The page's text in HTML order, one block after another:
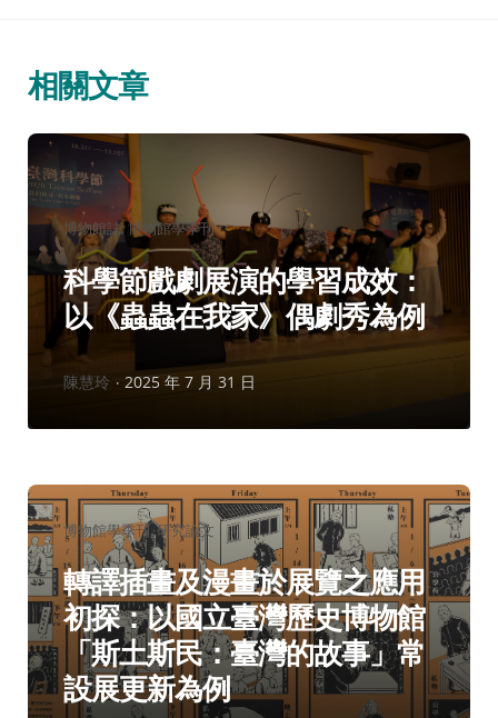
相關文章
分
類：
博物館誌 博物館學季刊
科學節戲劇展演的學習成效：
以《蟲蟲在我家》偶劇秀為例
作
陳慧玲 2025 年 7 月 31 日
分
類：
博物館學季刊 研究論文
轉譯插畫及漫畫於展覽之應用
初探：以國立臺灣歷史博物館
「斯土斯民：臺灣的故事」常
設展更新為例